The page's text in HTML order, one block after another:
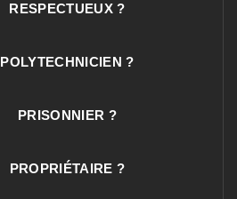
RESPECTUEUX ?
POLYTECHNICIEN ?
PRISONNIER ?
PROPRIÉTAIRE ?